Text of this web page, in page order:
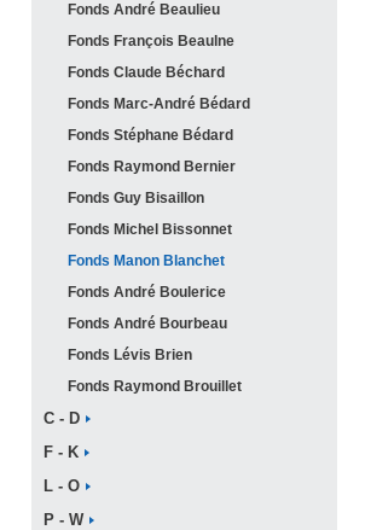
Fonds André Beaulieu
Fonds François Beaulne
Fonds Claude Béchard
Fonds Marc-André Bédard
Fonds Stéphane Bédard
Fonds Raymond Bernier
Fonds Guy Bisaillon
Fonds Michel Bissonnet
Fonds Manon Blanchet
Fonds André Boulerice
Fonds André Bourbeau
Fonds Lévis Brien
Fonds Raymond Brouillet
C - D
F - K
L - O
P - W